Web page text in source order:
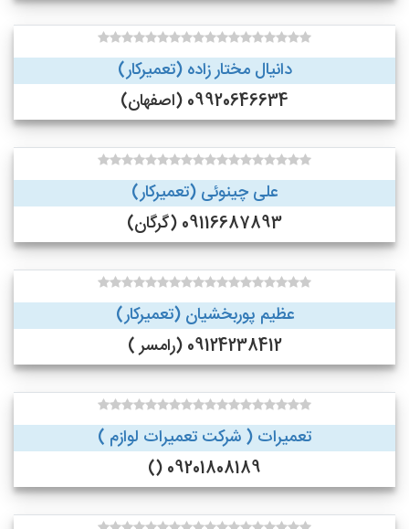
دانیال مختار زاده (تعمیرکار)
09920646634 (اصفهان)
علی چینوئی (تعمیرکار)
09116687893 (گرگان)
عظیم پوربخشیان (تعمیرکار)
09124238412 (رامسر )
تعمیرات ( شرکت تعمیرات لوازم )
09201808189 ()